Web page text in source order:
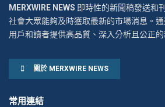
MERXWIRE NEWS 即時性的新聞稿發送和
社會大眾能夠及時獲取最新的市場消息。
用戶和讀者提供高品質、深入分析且公正的
關於 MERXWIRE NEWS
常用連結